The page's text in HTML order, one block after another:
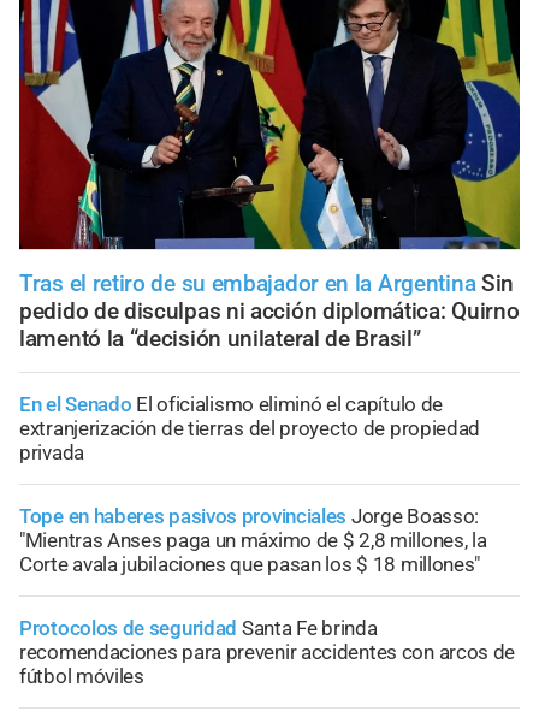
Tras el retiro de su embajador en la Argentina Sin
pedido de disculpas ni acción diplomática: Quirno
lamentó la “decisión unilateral de Brasil”
En el Senado El oficialismo eliminó el capítulo de
extranjerización de tierras del proyecto de propiedad
privada
Tope en haberes pasivos provinciales Jorge Boasso:
"Mientras Anses paga un máximo de $ 2,8 millones, la
Corte avala jubilaciones que pasan los $ 18 millones"
Protocolos de seguridad Santa Fe brinda
recomendaciones para prevenir accidentes con arcos de
fútbol móviles